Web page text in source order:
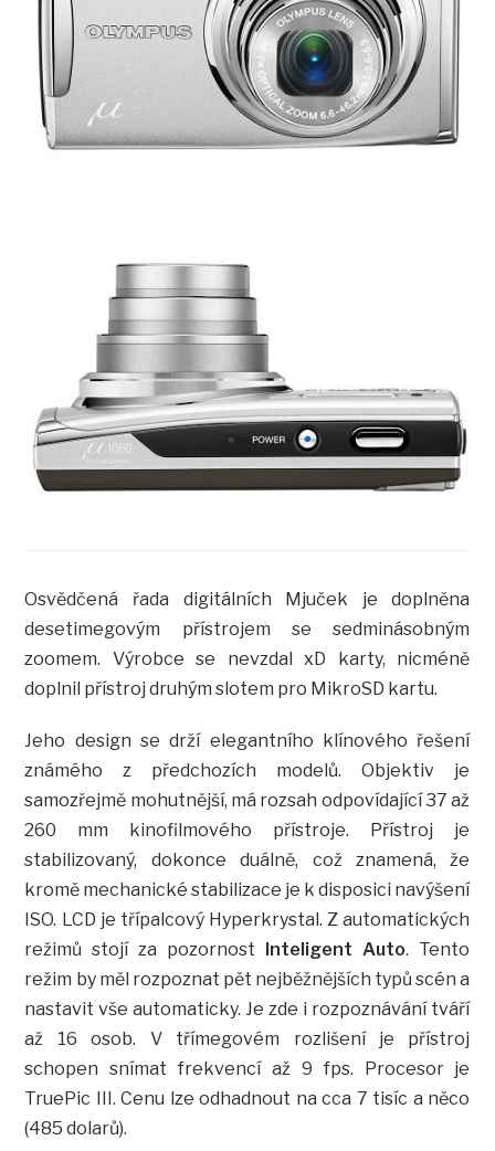
Osvědčená řada digitálních Mjuček je doplněna
desetimegovým přístrojem se sedminásobným
zoomem. Výrobce se nevzdal xD karty, nicméně
doplnil přístroj druhým slotem pro MikroSD kartu.
Jeho design se drží elegantního klínového řešení
známého z předchozích modelů. Objektiv je
samozřejmě mohutnější, má rozsah odpovídající 37 až
260 mm kinofilmového přístroje. Přístroj je
stabilizovaný, dokonce duálně, což znamená, že
kromě mechanické stabilizace je k disposici navýšení
ISO. LCD je třípalcový Hyperkrystal. Z automatických
režimů stojí za pozornost
Inteligent Auto. Tento
režim by měl rozpoznat pět nejběžnějších typů scén a
nastavit vše automaticky. Je zde i rozpoznávání tváří
až 16 osob. V třímegovém rozlišení je přístroj
schopen snímat frekvencí až 9 fps. Procesor je
TruePic III. Cenu lze odhadnout na cca 7 tisíc a něco
(485 dolarů).